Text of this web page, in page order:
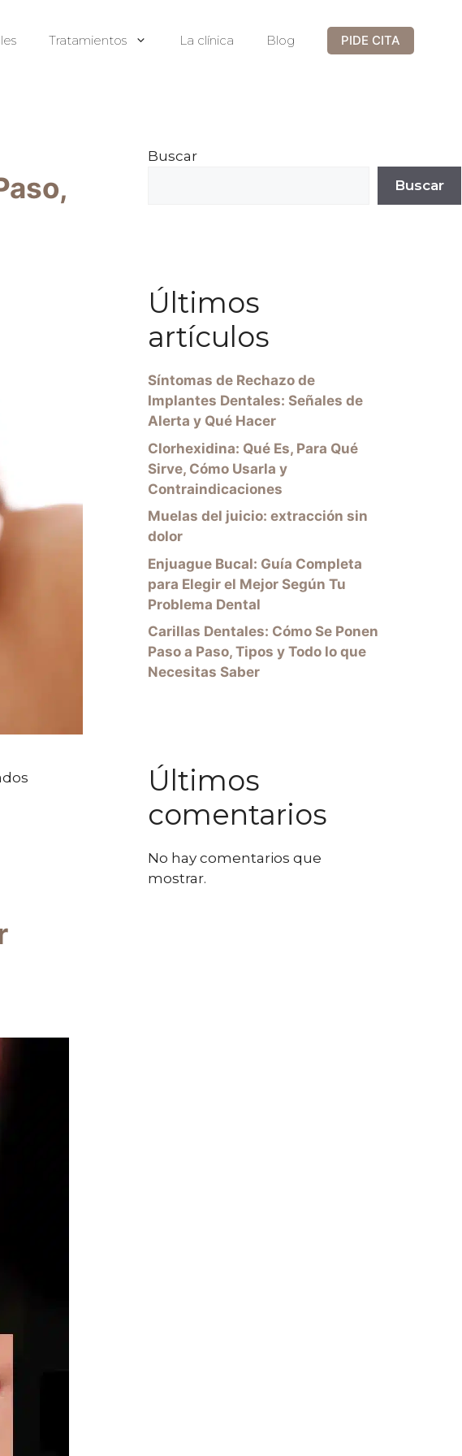
Tratamientos La clínica Blog PIDE CITA
Buscar
Buscar
Últimos
artículos
Síntomas de Rechazo de
Implantes Dentales: Señales de
Alerta y Qué Hacer
Clorhexidina: Qué Es, Para Qué
Sirve, Cómo Usarla y
Contraindicaciones
Muelas del juicio: extracción sin
dolor
Enjuague Bucal: Guía Completa
para Elegir el Mejor Según Tu
Problema Dental
Carillas Dentales: Cómo Se Ponen
Paso a Paso, Tipos y Todo lo que
Necesitas Saber
Últimos
comentarios
No hay comentarios que
mostrar.